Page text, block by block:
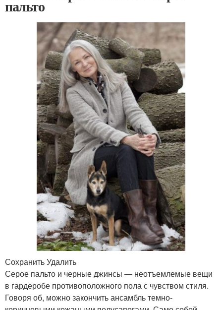
пальто
Сохранить Удалить
Серое пальто и черные джинсы — неотъемлемые вещи
в гардеробе противоположного пола с чувством стиля.
Говоря об, можно закончить ансамбль темно-